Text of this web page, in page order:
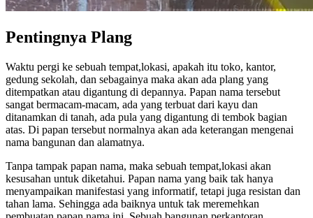
Pentingnya Plang
Waktu pergi ke sebuah tempat,lokasi, apakah itu toko, kantor,
gedung sekolah, dan sebagainya maka akan ada plang yang
ditempatkan atau digantung di depannya. Papan nama tersebut
sangat bermacam-macam, ada yang terbuat dari kayu dan
ditanamkan di tanah, ada pula yang digantung di tembok bagian
atas. Di papan tersebut normalnya akan ada keterangan mengenai
nama bangunan dan alamatnya.
Tanpa tampak papan nama, maka sebuah tempat,lokasi akan
kesusahan untuk diketahui. Papan nama yang baik tak hanya
menyampaikan manifestasi yang informatif, tetapi juga resistan dan
tahan lama. Sehingga ada baiknya untuk tak meremehkan